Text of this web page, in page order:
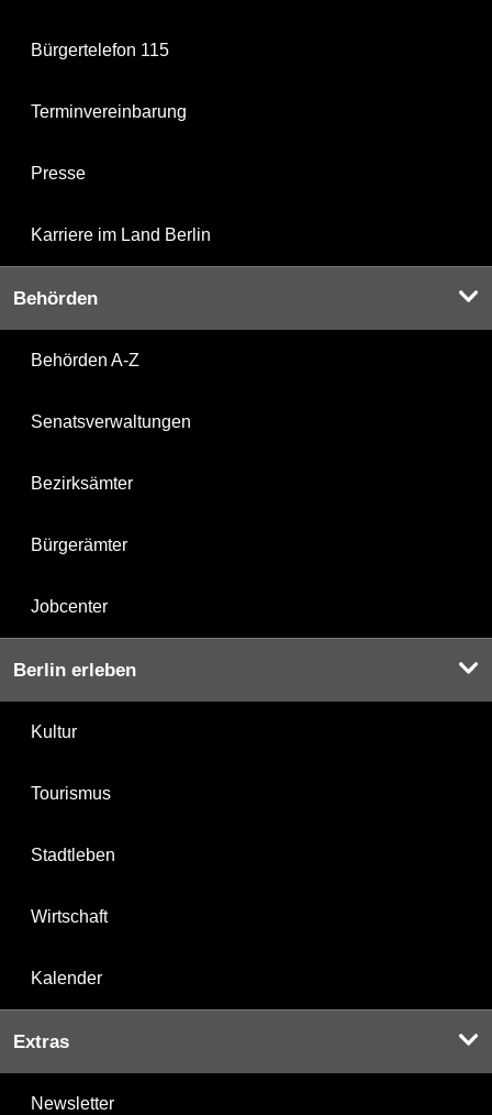
Bürgertelefon 115
Terminvereinbarung
Presse
Karriere im Land Berlin
Behörden
Behörden A-Z
Senatsverwaltungen
Bezirksämter
Bürgerämter
Jobcenter
Berlin erleben
Kultur
Tourismus
Stadtleben
Wirtschaft
Kalender
Extras
Newsletter